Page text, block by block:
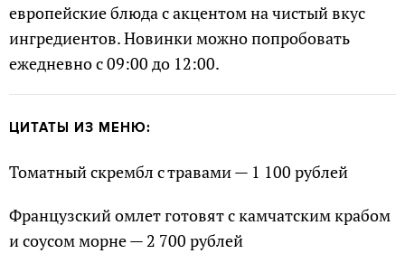
европейские блюда с акцентом на чистый вкус
ингредиентов. Новинки можно попробовать
ежедневно с 09:00 до 12:00.
ЦИТАТЫ ИЗ МЕНЮ:
Томатный скрембл с травами — 1 100 рублей
Французский омлет готовят с камчатским крабом
и соусом морне — 2 700 рублей